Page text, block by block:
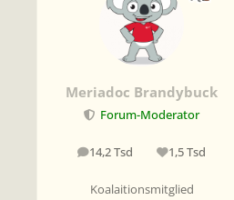
Meriadoc Brandybuck
Forum-Moderator
14,2 Tsd
Beiträge 1,5 Tsd
Reputation
Koalaitionsmitglied